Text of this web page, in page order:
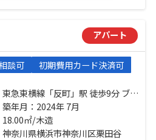
アパート
談可 初期費用カード決済可
東急東横線「反町」駅 徒歩9分 ブル
ーライン「三ツ沢下町」駅 徒歩8分
京浜東北線「横浜」駅 バス10分 ガ
ーデン下 停歩3分
築年月：2024年 7月
18.00㎡/木造
神奈川県横浜市神奈川区栗田谷